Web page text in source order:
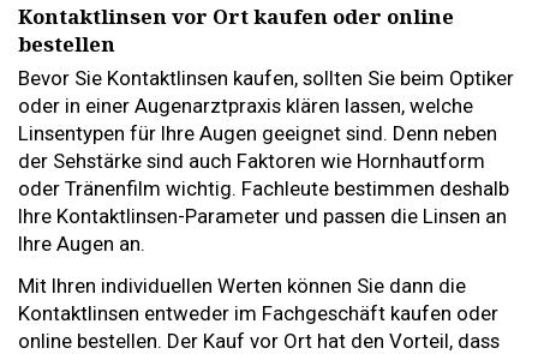
Kontaktlinsen vor Ort kaufen oder online
bestellen
Bevor Sie Kontaktlinsen kaufen, sollten Sie beim Optiker
oder in einer Augenarztpraxis klären lassen, welche
Linsentypen für Ihre Augen geeignet sind. Denn neben
der Sehstärke sind auch Faktoren wie Hornhautform
oder Tränenfilm wichtig. Fachleute bestimmen deshalb
Ihre Kontaktlinsen-Parameter und passen die Linsen an
Ihre Augen an.
Mit Ihren individuellen Werten können Sie dann die
Kontaktlinsen entweder im Fachgeschäft kaufen oder
online bestellen. Der Kauf vor Ort hat den Vorteil, dass